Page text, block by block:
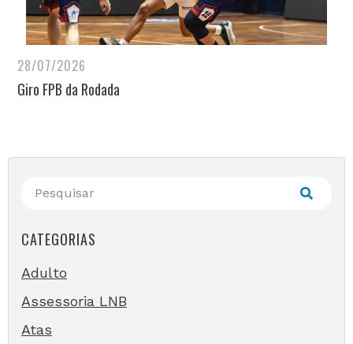
28/07/2026
Giro FPB da Rodada
CATEGORIAS
Adulto
Assessoria LNB
Atas